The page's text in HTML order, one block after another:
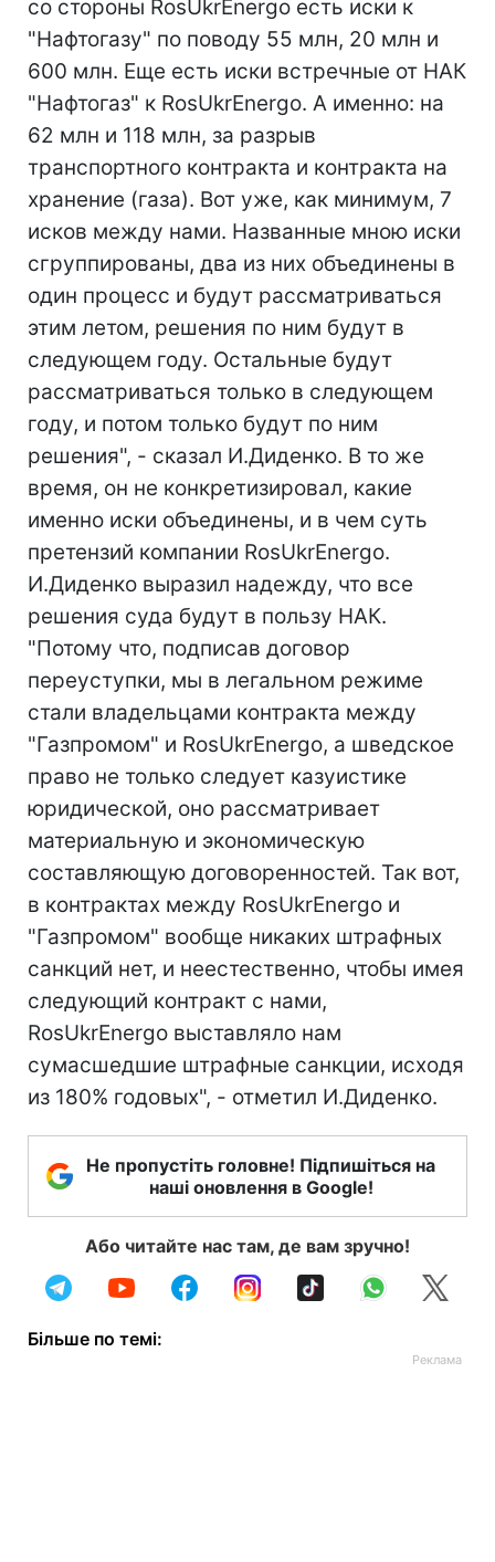
со стороны RosUkrEnergo есть иски к
"Нафтогазу" по поводу 55 млн, 20 млн и
600 млн. Еще есть иски встречные от НАК
"Нафтогаз" к RosUkrEnergo. А именно: на
62 млн и 118 млн, за разрыв
транспортного контракта и контракта на
хранение (газа). Вот уже, как минимум, 7
исков между нами. Названные мною иски
сгруппированы, два из них объединены в
один процесс и будут рассматриваться
этим летом, решения по ним будут в
следующем году. Остальные будут
рассматриваться только в следующем
году, и потом только будут по ним
решения", - сказал И.Диденко. В то же
время, он не конкретизировал, какие
именно иски объединены, и в чем суть
претензий компании RosUkrEnergo.
И.Диденко выразил надежду, что все
решения суда будут в пользу НАК.
"Потому что, подписав договор
переуступки, мы в легальном режиме
стали владельцами контракта между
"Газпромом" и RosUkrEnergo, а шведское
право не только следует казуистике
юридической, оно рассматривает
материальную и экономическую
составляющую договоренностей. Так вот,
в контрактах между RosUkrEnergo и
"Газпромом" вообще никаких штрафных
санкций нет, и неестественно, чтобы имея
следующий контракт с нами,
RosUkrEnergo выставляло нам
сумасшедшие штрафные санкции, исходя
из 180% годовых", - отметил И.Диденко.
Не пропустіть головне! Підпишіться на
наші оновлення в Google!
Або читайте нас там, де вам зручно!
Більше по темі: